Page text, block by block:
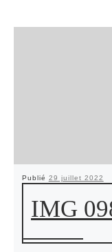
Publié 29 juillet 2022
IMG